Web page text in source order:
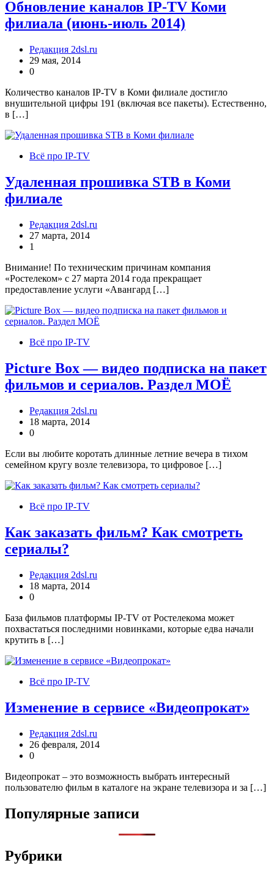
Обновление каналов IP-TV Коми
филиала (июнь-июль 2014)
Редакция 2dsl.ru
29 мая, 2014
0
Количество каналов IP-TV в Коми филиале достигло
внушительной цифры 191 (включая все пакеты). Естественно,
в […]
Всё про IP-TV
Удаленная прошивка STB в Коми
филиале
Редакция 2dsl.ru
27 марта, 2014
1
Внимание! По техническим причинам компания
«Ростелеком» с 27 марта 2014 года прекращает
предоставление услуги «Авангард […]
Всё про IP-TV
Picture Box — видео подписка на пакет
фильмов и сериалов. Раздел МОЁ
Редакция 2dsl.ru
18 марта, 2014
0
Если вы любите коротать длинные летние вечера в тихом
семейном кругу возле телевизора, то цифровое […]
Всё про IP-TV
Как заказать фильм? Как смотреть
сериалы?
Редакция 2dsl.ru
18 марта, 2014
0
База фильмов платформы IP-TV от Ростелекома может
похвастаться последними новинками, которые едва начали
крутить в […]
Всё про IP-TV
Изменение в сервисе «Видеопрокат»
Редакция 2dsl.ru
26 февраля, 2014
0
Видеопрокат – это возможность выбрать интересный
пользователю фильм в каталоге на экране телевизора и за […]
Популярные записи
Рубрики